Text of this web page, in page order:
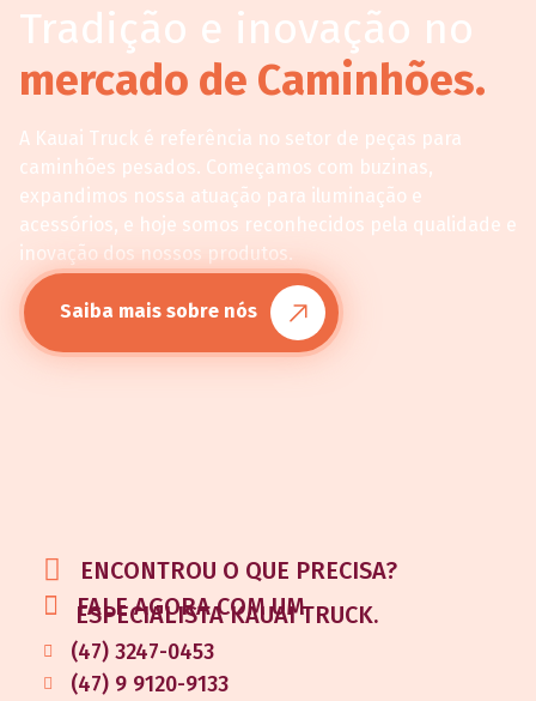
Tradição e inovação no
mercado de Caminhões.
A Kauai Truck é referência no setor de peças para
caminhões pesados. Começamos com buzinas,
expandimos nossa atuação para iluminação e
acessórios, e hoje somos reconhecidos pela qualidade e
inovação dos nossos produtos.
Saiba mais sobre nós
ENCONTROU O QUE PRECISA?
FALE AGORA COM UM
ESPECIALISTA KAUAI TRUCK.
(47) 3247-0453
(47) 9 9120-9133